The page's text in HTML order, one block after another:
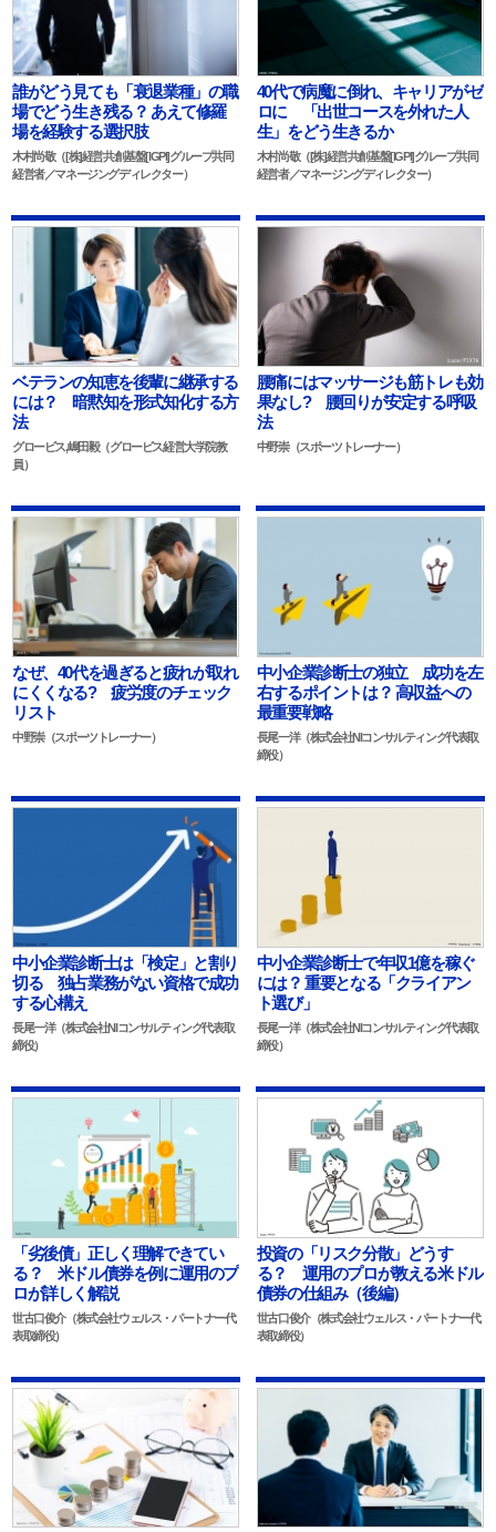
誰がどう見ても「衰退業種」の職
場でどう生き残る？ あえて修羅
場を経験する選択肢
木村尚敬（[株]経営共創基盤[IGPI]グループ共同
経営者／マネージングディレクター）
40代で病魔に倒れ、キャリアがゼ
ロに 「出世コースを外れた人
生」をどう生きるか
木村尚敬（[株]経営共創基盤[IGPI]グループ共同
経営者／マネージングディレクター）
ベテランの知恵を後輩に継承する
には？ 暗黙知を形式知化する方
法
グロービス,嶋田毅（グロービス経営大学院教
員）
腰痛にはマッサージも筋トレも効
果なし? 腰回りが安定する呼吸
法
中野崇（スポーツトレーナー）
なぜ、40代を過ぎると疲れが取れ
にくくなる? 疲労度のチェック
リスト
中野崇（スポーツトレーナー）
中小企業診断士の独立 成功を左
右するポイントは？ 高収益への
最重要戦略
長尾一洋（株式会社NIコンサルティング代表取
締役）
中小企業診断士は「検定」と割り
切る 独占業務がない資格で成功
する心構え
長尾一洋（株式会社NIコンサルティング代表取
締役）
中小企業診断士で年収1億を稼ぐ
には？ 重要となる「クライアン
ト選び」
長尾一洋（株式会社NIコンサルティング代表取
締役）
「劣後債」正しく理解できてい
る？ 米ドル債券を例に運用のプ
ロが詳しく解説
世古口俊介（株式会社ウェルス・パートナー代
表取締役）
投資の「リスク分散」どうす
る？ 運用のプロが教える米ドル
債券の仕組み（後編）
世古口俊介（株式会社ウェルス・パートナー代
表取締役）